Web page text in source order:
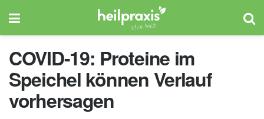
COVID-19: Proteine im
Speichel können Verlauf
vorhersagen